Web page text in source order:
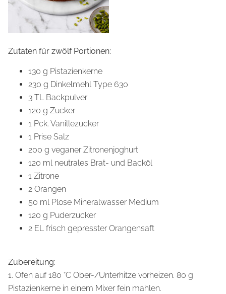
Zutaten für zwölf Portionen:
130 g Pistazienkerne
230 g Dinkelmehl Type 630
3 TL Backpulver
120 g Zucker
1 Pck. Vanillezucker
1 Prise Salz
200 g veganer Zitronenjoghurt
120 ml neutrales Brat- und Backöl
1 Zitrone
2 Orangen
50 ml Plose Mineralwasser Medium
120 g Puderzucker
2 EL frisch gepresster Orangensaft
Zubereitung:
1. Ofen auf 180 °C Ober-/Unterhitze vorheizen. 80 g
Pistazienkerne in einem Mixer fein mahlen.